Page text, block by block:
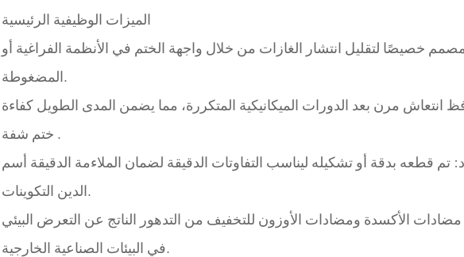
الميزات الوظيفية الرئيسية
خصيصًا لتقليل انتشار الغازات من خلال واجهة الختم في الأنظمة الفراغية أو
المضغوطة.
انتعاش مرن بعد الدورات الميكانيكية المتكررة، مما يضمن المدى الطويل كفاءة
.
تم قطعه بدقة أو تشكيله ليناسب التفاوتات الدقيقة لضمان الملاءمة الدقيقة
الدينالتكوينات.
الأكسدة ومضادات الأوزون للتخفيف من التدهور الناتج عن التعرض البيئي
في البيئات الصناعية الخارجية.